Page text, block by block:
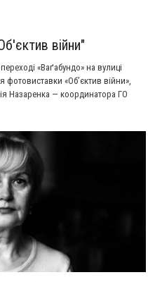
війни"
«Ваґабундо» на вулиці
фотовиставки «Обʼєктив війни»,
Назаренка — координатора ГО